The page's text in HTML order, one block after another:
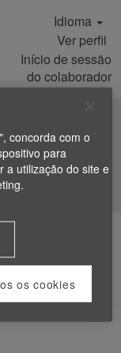
Idioma
Ver perfil
Início de sessão
do colaborador
concorda com o
para
a utilização do site e
os cookies